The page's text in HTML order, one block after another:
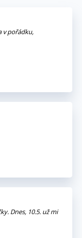
v pořádku,
Dnes, 10.5. už mi